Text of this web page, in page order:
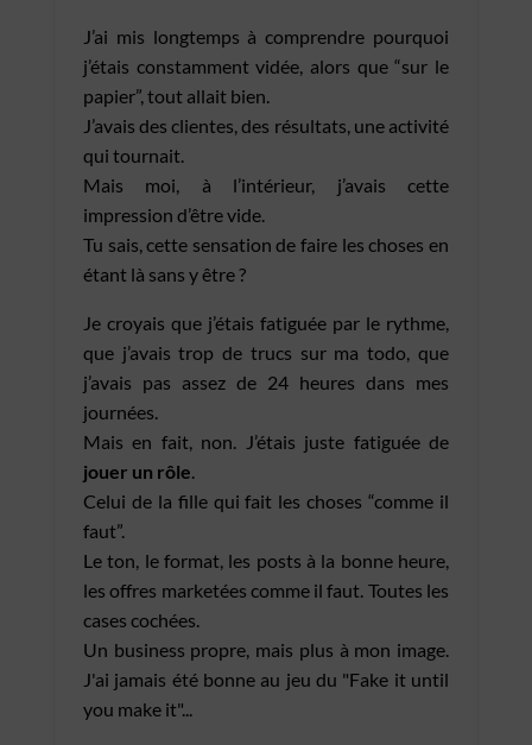
J’ai mis longtemps à comprendre pourquoi
j’étais constamment vidée, alors que “sur le
papier”, tout allait bien.
J’avais des clientes, des résultats, une activité
qui tournait.
Mais moi, à l’intérieur, j’avais cette
impression d’être vide.
Tu sais, cette sensation de faire les choses en
étant là sans y être ?
Je croyais que j’étais fatiguée par le rythme,
que j’avais trop de trucs sur ma todo, que
j’avais pas assez de 24 heures dans mes
journées.
Mais en fait, non. J’étais juste fatiguée de
jouer un rôle.
Celui de la fille qui fait les choses “comme il
faut”.
Le ton, le format, les posts à la bonne heure,
les offres marketées comme il faut. Toutes les
cases cochées.
Un business propre, mais plus à mon image.
J'ai jamais été bonne au jeu du "Fake it until
you make it"...